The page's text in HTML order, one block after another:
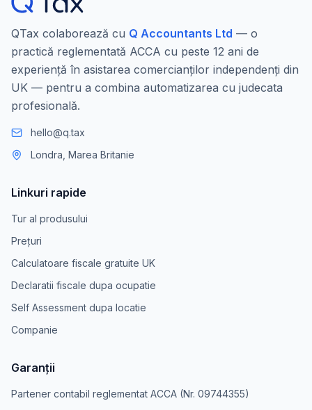
QTax colaborează cu Q Accountants Ltd — o
practică reglementată ACCA cu peste 12 ani de
experiență în asistarea comercianților independenți din
UK — pentru a combina automatizarea cu judecata
profesională.
hello@q.tax
Londra, Marea Britanie
Linkuri rapide
Tur al produsului
Prețuri
Calculatoare fiscale gratuite UK
Declaratii fiscale dupa ocupatie
Self Assessment dupa locatie
Companie
Garanții
Partener contabil reglementat ACCA (Nr. 09744355)